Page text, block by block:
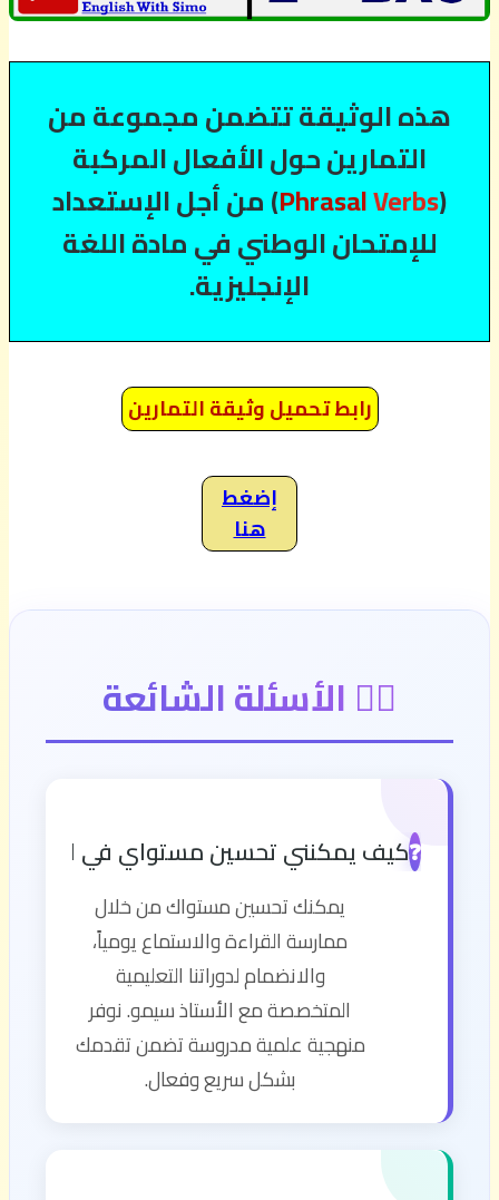
هذه الوثيقة تتضمن مجموعة من
التمارين حول الأفعال المركبة
(
PhrasalVerbs
) من أجل الإستعداد
للإمتحان الوطني في مادة اللغة
الإنجليزية.
رابط تحميل وثيقة التمارين
إضغط
هنا
🙋‍♂️ الأسئلة الشائعة
❓كيف يمكنني تحسين مستواي في اللغة
يمكنك تحسين مستواك من خلال
ممارسة القراءة والاستماع يومياً،
والانضمام لدوراتنا التعليمية
المتخصصة مع الأستاذ سيمو. نوفر
منهجية علمية مدروسة تضمن تقدمك
بشكل سريع وفعال.